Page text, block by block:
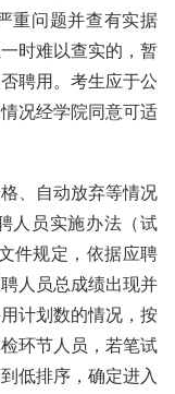
重问题并查有实据
时难以查实的，暂
聘用。考生应于公
况经学院同意可适
、自动放弃等情况
人员实施办法（试
件规定，依据应聘
人员总成绩出现并
计划数的情况，按
环节人员，若笔试
低排序，确定进入